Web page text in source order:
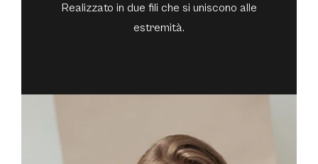
Realizzato in due fili che si uniscono alle
estremità.